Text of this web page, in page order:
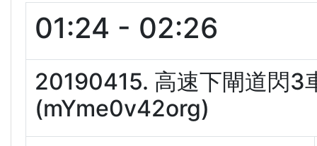
01:24 - 02:26
20190415. 高速下閘道閃3
(mYme0v42org)